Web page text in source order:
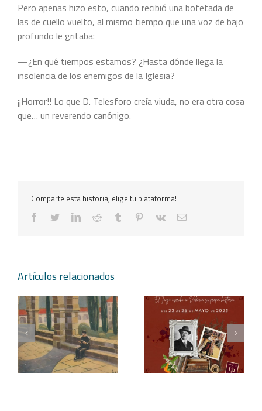
Pero apenas hizo esto, cuando recibió una bofetada de
las de cuello vuelto, al mismo tiempo que una voz de bajo
profundo le gritaba:
—¿En qué tiempos estamos? ¿Hasta dónde llega la
insolencia de los enemigos de la Iglesia?
¡¡Horror!! Lo que D. Telesforo creía viuda, no era otra cosa
que… un reverendo canónigo.
¡Comparte esta historia, elige tu plataforma!
facebooktwitterlinkedinreddit tumblr pinterest
vk
Correo
Artículos relacionados
Blasco Ibáñez, el tango
y los festivales
Redescubriendo «La
araña»